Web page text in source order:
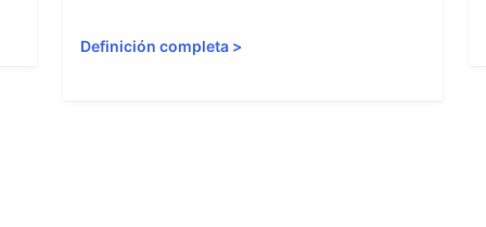
Definición completa >